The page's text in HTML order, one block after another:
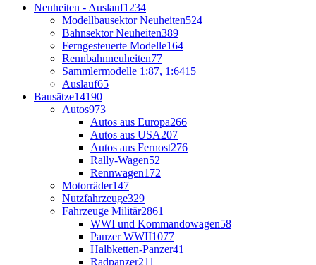
Neuheiten - Auslauf1234
Modellbausektor Neuheiten524
Bahnsektor Neuheiten389
Ferngesteuerte Modelle164
Rennbahnneuheiten77
Sammlermodelle 1:87, 1:6415
Auslauf65
Bausätze14190
Autos973
Autos aus Europa266
Autos aus USA207
Autos aus Fernost276
Rally-Wagen52
Rennwagen172
Motorräder147
Nutzfahrzeuge329
Fahrzeuge Militär2861
WWI und Kommandowagen58
Panzer WWII1077
Halbketten-Panzer41
Radpanzer211